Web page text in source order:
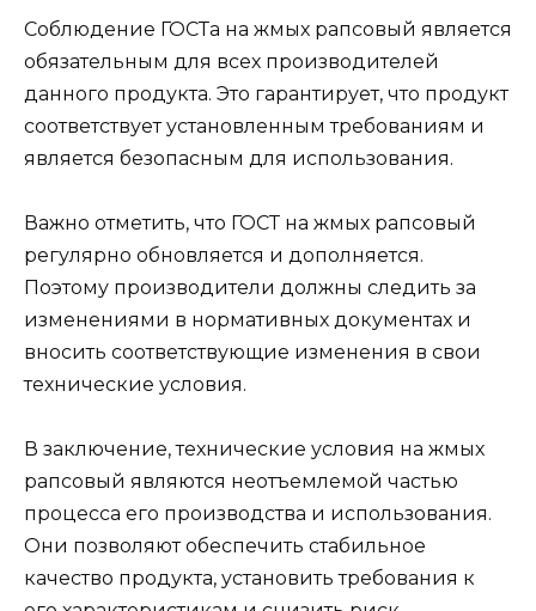
Соблюдение ГОСТа на жмых рапсовый является
обязательным для всех производителей
данного продукта. Это гарантирует, что продукт
соответствует установленным требованиям и
является безопасным для использования.
Важно отметить, что ГОСТ на жмых рапсовый
регулярно обновляется и дополняется.
Поэтому производители должны следить за
изменениями в нормативных документах и
вносить соответствующие изменения в свои
технические условия.
В заключение, технические условия на жмых
рапсовый являются неотъемлемой частью
процесса его производства и использования.
Они позволяют обеспечить стабильное
качество продукта, установить требования к